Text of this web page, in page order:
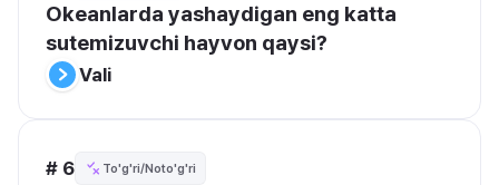
Okeanlarda yashaydigan eng katta
sutemizuvchi hayvon qaysi?
Vali
# 6 To'g'ri/Noto'g'ri